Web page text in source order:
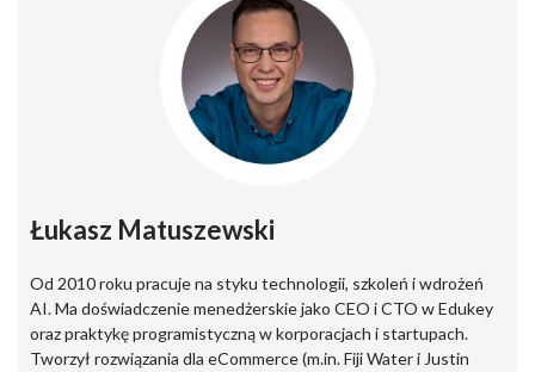
Łukasz Matuszewski
Od 2010 roku pracuje na styku technologii, szkoleń i wdrożeń
AI. Ma doświadczenie menedżerskie jako CEO i CTO w Edukey
oraz praktykę programistyczną w korporacjach i startupach.
Tworzył rozwiązania dla eCommerce (m.in. Fiji Water i Justin